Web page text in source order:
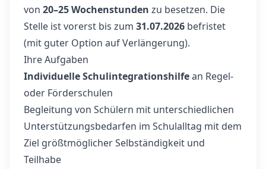
von 20–25 Wochenstunden zu besetzen. Die
Stelle ist vorerst bis zum 31.07.2026 befristet
(mit guter Option auf Verlängerung).
Ihre Aufgaben
Individuelle Schulintegrationshilfean Regel-
oder Förderschulen
Begleitung von Schülern mit unterschiedlichen
Unterstützungsbedarfen im Schulalltag mit dem
Ziel größtmöglicher Selbständigkeit und
Teilhabe